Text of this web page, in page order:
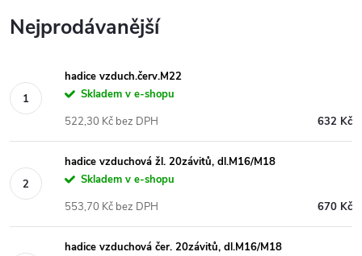
Nejprodávanější
hadice vzduch.červ.M22
Skladem v e-shopu
632 Kč
522,30 Kč bez DPH
hadice vzduchová žl. 20závitů, dl.M16/M18
Skladem v e-shopu
670 Kč
553,70 Kč bez DPH
hadice vzduchová čer. 20závitů, dl.M16/M18